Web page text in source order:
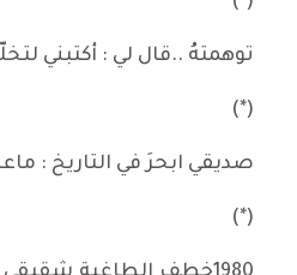
توهمتهُ ..قال لي : أكتبني
(*)
صديقي ابحرَ في التاريخ :
(*)